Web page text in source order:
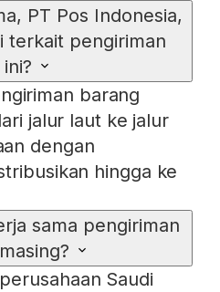
PT Pos Indonesia,
terkait pengiriman
barang
jalur laut ke jalur
dengan
hingga ke
sama pengiriman
Saudi